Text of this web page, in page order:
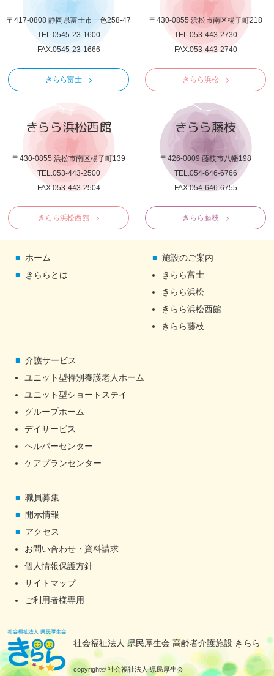
〒417-0808 静岡県富士市一色258-47
TEL.0545-23-1600
FAX.0545-23-1666
きらら富士
〒430-0855 浜松市南区楊子町218
TEL.053-443-2730
FAX.053-443-2740
きらら浜松
きらら浜松西館
〒430-0855 浜松市南区楊子町139
TEL.053-443-2500
FAX.053-443-2504
きらら浜松西館
きらら藤枝
〒426-0009 藤枝市八幡198
TEL.054-646-6766
FAX.054-646-6755
きらら藤枝
ホーム
きららとは
施設のご案内
きらら富士
きらら浜松
きらら浜松西館
きらら藤枝
介護サービス
ユニット型特別養護老人ホーム
ユニット型ショートステイ
グループホーム
デイサービス
ヘルパーセンター
ケアプランセンター
職員募集
開示情報
アクセス
お問い合わせ・資料請求
個人情報保護方針
サイトマップ
ご利用者様専用
社会福祉法人 県民厚生会 高齢者介護施設 きらら
copyright© 社会福祉法人 県民厚生会